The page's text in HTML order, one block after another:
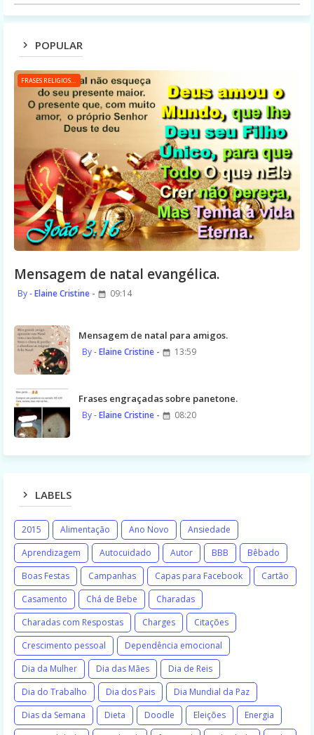
POPULAR
FRASES RELIGIOSAS
Mensagem de natal evangélica.
Elaine Cristine 09:14
Mensagem de natal para amigos.
Elaine Cristine 13:59
Frases engraçadas sobre panetone.
Elaine Cristine 08:20
LABELS
2015 Alimentação Ano Novo
Ansiedade
Aprendizagem
Autocuidado Autor BBB
Bêbado
Boas Festas
Campanhas Capas para Facebook
Cartão
Casamento
Chá de Bebe
Charadas
Charadas com Respostas
Charges
Citações
Crescimento pessoal
Dependência emocional
Dia da Mulher
Dia das Mães
Dia de Reis
Dia do Trabalho
Dia dos Pais
Dia Mundial da Paz
Dias da Semana
Dieta Doodle Eleições
Energia